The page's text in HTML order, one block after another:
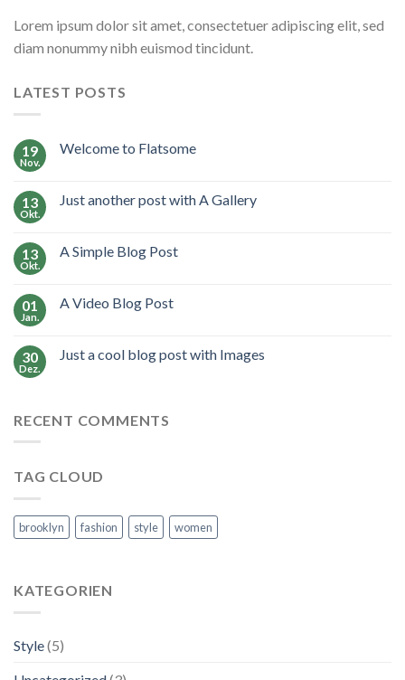
Lorem ipsum dolor sit amet, consectetuer adipiscing elit, sed
diam nonummy nibh euismod tincidunt.
LATEST POSTS
19
Nov.
Welcome to Flatsome
13
Okt.
Just another post with A Gallery
13
Okt.
A Simple Blog Post
01
Jan.
A Video Blog Post
30
Dez.
Just a cool blog post with Images
RECENT COMMENTS
TAG CLOUD
brooklyn fashion style women
KATEGORIEN
Style(5)